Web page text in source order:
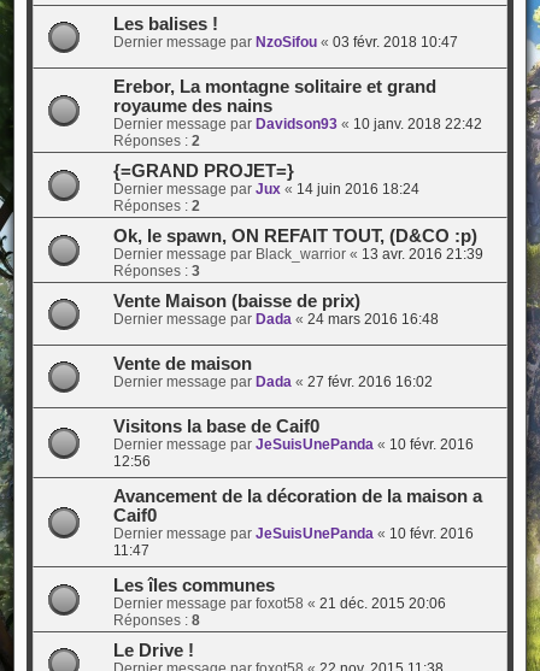
Les balises !
Dernier message par NzoSifou« 03 févr. 2018 10:47
Erebor, La montagne solitaire et grand
royaume des nains
Dernier message par Davidson93« 10 janv. 2018 22:42
Réponses : 2
{=GRAND PROJET=}
Dernier message par Jux« 14 juin 2016 18:24
Réponses : 2
Ok, le spawn, ON REFAIT TOUT, (D&CO :p)
Dernier message par Black_warrior« 13 avr. 2016 21:39
Réponses : 3
Vente Maison (baisse de prix)
Dernier message par Dada« 24 mars 2016 16:48
Vente de maison
Dernier message par Dada« 27 févr. 2016 16:02
Visitons la base de Caif0
Dernier message par JeSuisUnePanda« 10 févr. 2016
12:56
Avancement de la décoration de la maison a
Caif0
Dernier message par JeSuisUnePanda« 10 févr. 2016
11:47
Les îles communes
Dernier message par foxot58 « 21 déc. 2015 20:06
Réponses : 8
Le Drive !